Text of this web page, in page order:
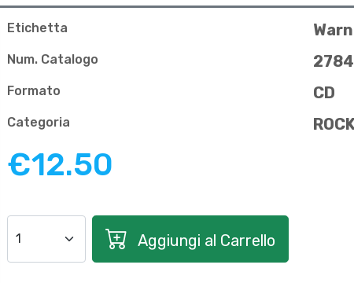
Etichetta
Num. Catalogo
Formato CD
Categoria
€12.50
Aggiungi al Carrello